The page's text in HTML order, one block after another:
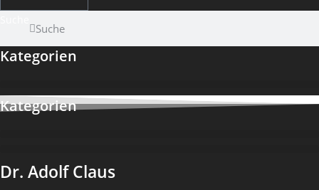
Suche
Kategorien
Kategorien
Dr. Adolf Claus